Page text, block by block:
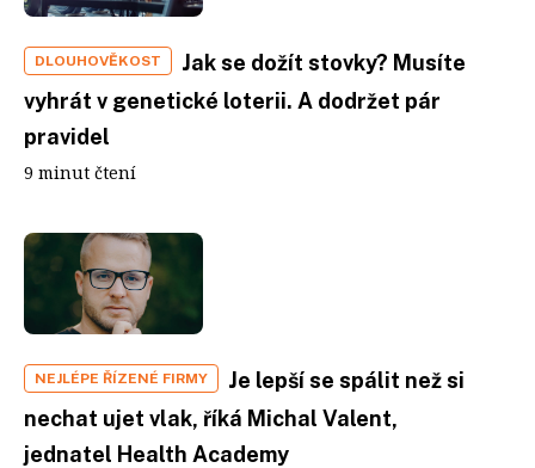
DLOUHOVĚKOST
Jak se dožít stovky? Musíte
vyhrát v genetické loterii. A dodržet pár
pravidel
9 minut čtení
NEJLÉPE ŘÍZENÉ FIRMY
Je lepší se spálit než si
nechat ujet vlak, říká Michal Valent,
jednatel Health Academy